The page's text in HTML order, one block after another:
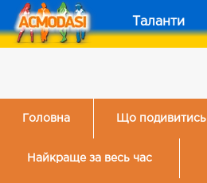
Таланти
Головна Що подивитись
Найкраще за весь час